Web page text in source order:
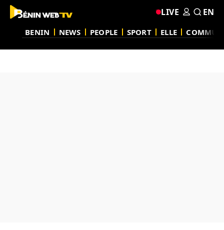
BENIN NEWS PEOPLE SPORT ELLE
LIVE EN